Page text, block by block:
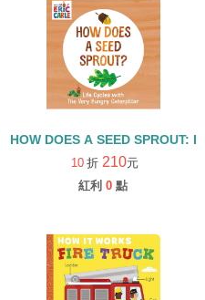
HOW DOES A SEED SPROUT:
10 折 210元
紅利 0 點